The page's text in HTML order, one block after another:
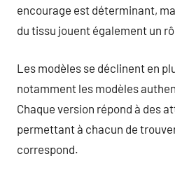
encourage est déterminant,
du tissu jouent également un
Les modèles se déclinent en
notamment les modèles
Chaque version répond à des
permettant à chacun de
correspond.